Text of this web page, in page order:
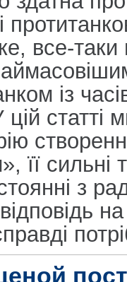
все-
із
цій статті
її сильні
з